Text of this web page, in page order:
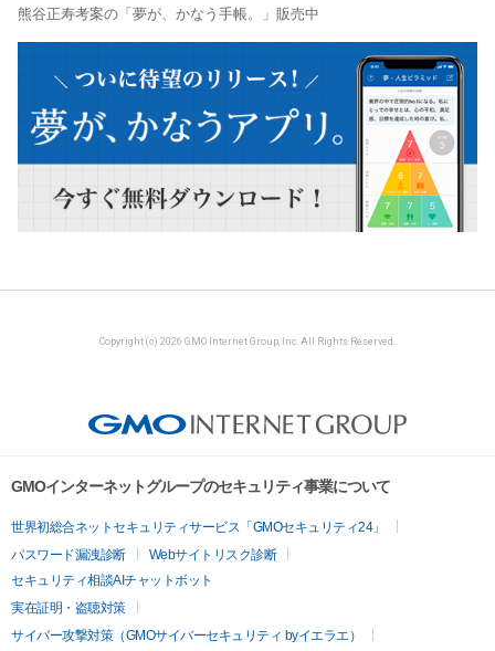
熊谷正寿考案の「夢が、かなう手帳。」販売中
Copyright (c) 2026 GMO Internet Group, Inc. All Rights Reserved.
GMOインターネットグループのセキュリティ事業について
世界初総合ネットセキュリティサービス「GMOセキュリティ24」
パスワード漏洩診断
Webサイトリスク診断
セキュリティ相談AIチャットボット
実在証明・盗聴対策
サイバー攻撃対策（GMOサイバーセキュリティ byイエラエ）